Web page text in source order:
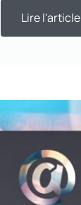
Lire l'article